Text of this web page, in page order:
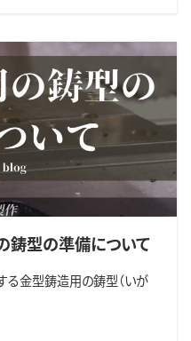
鋳型の準備について
る金型鋳造用の鋳型（いが